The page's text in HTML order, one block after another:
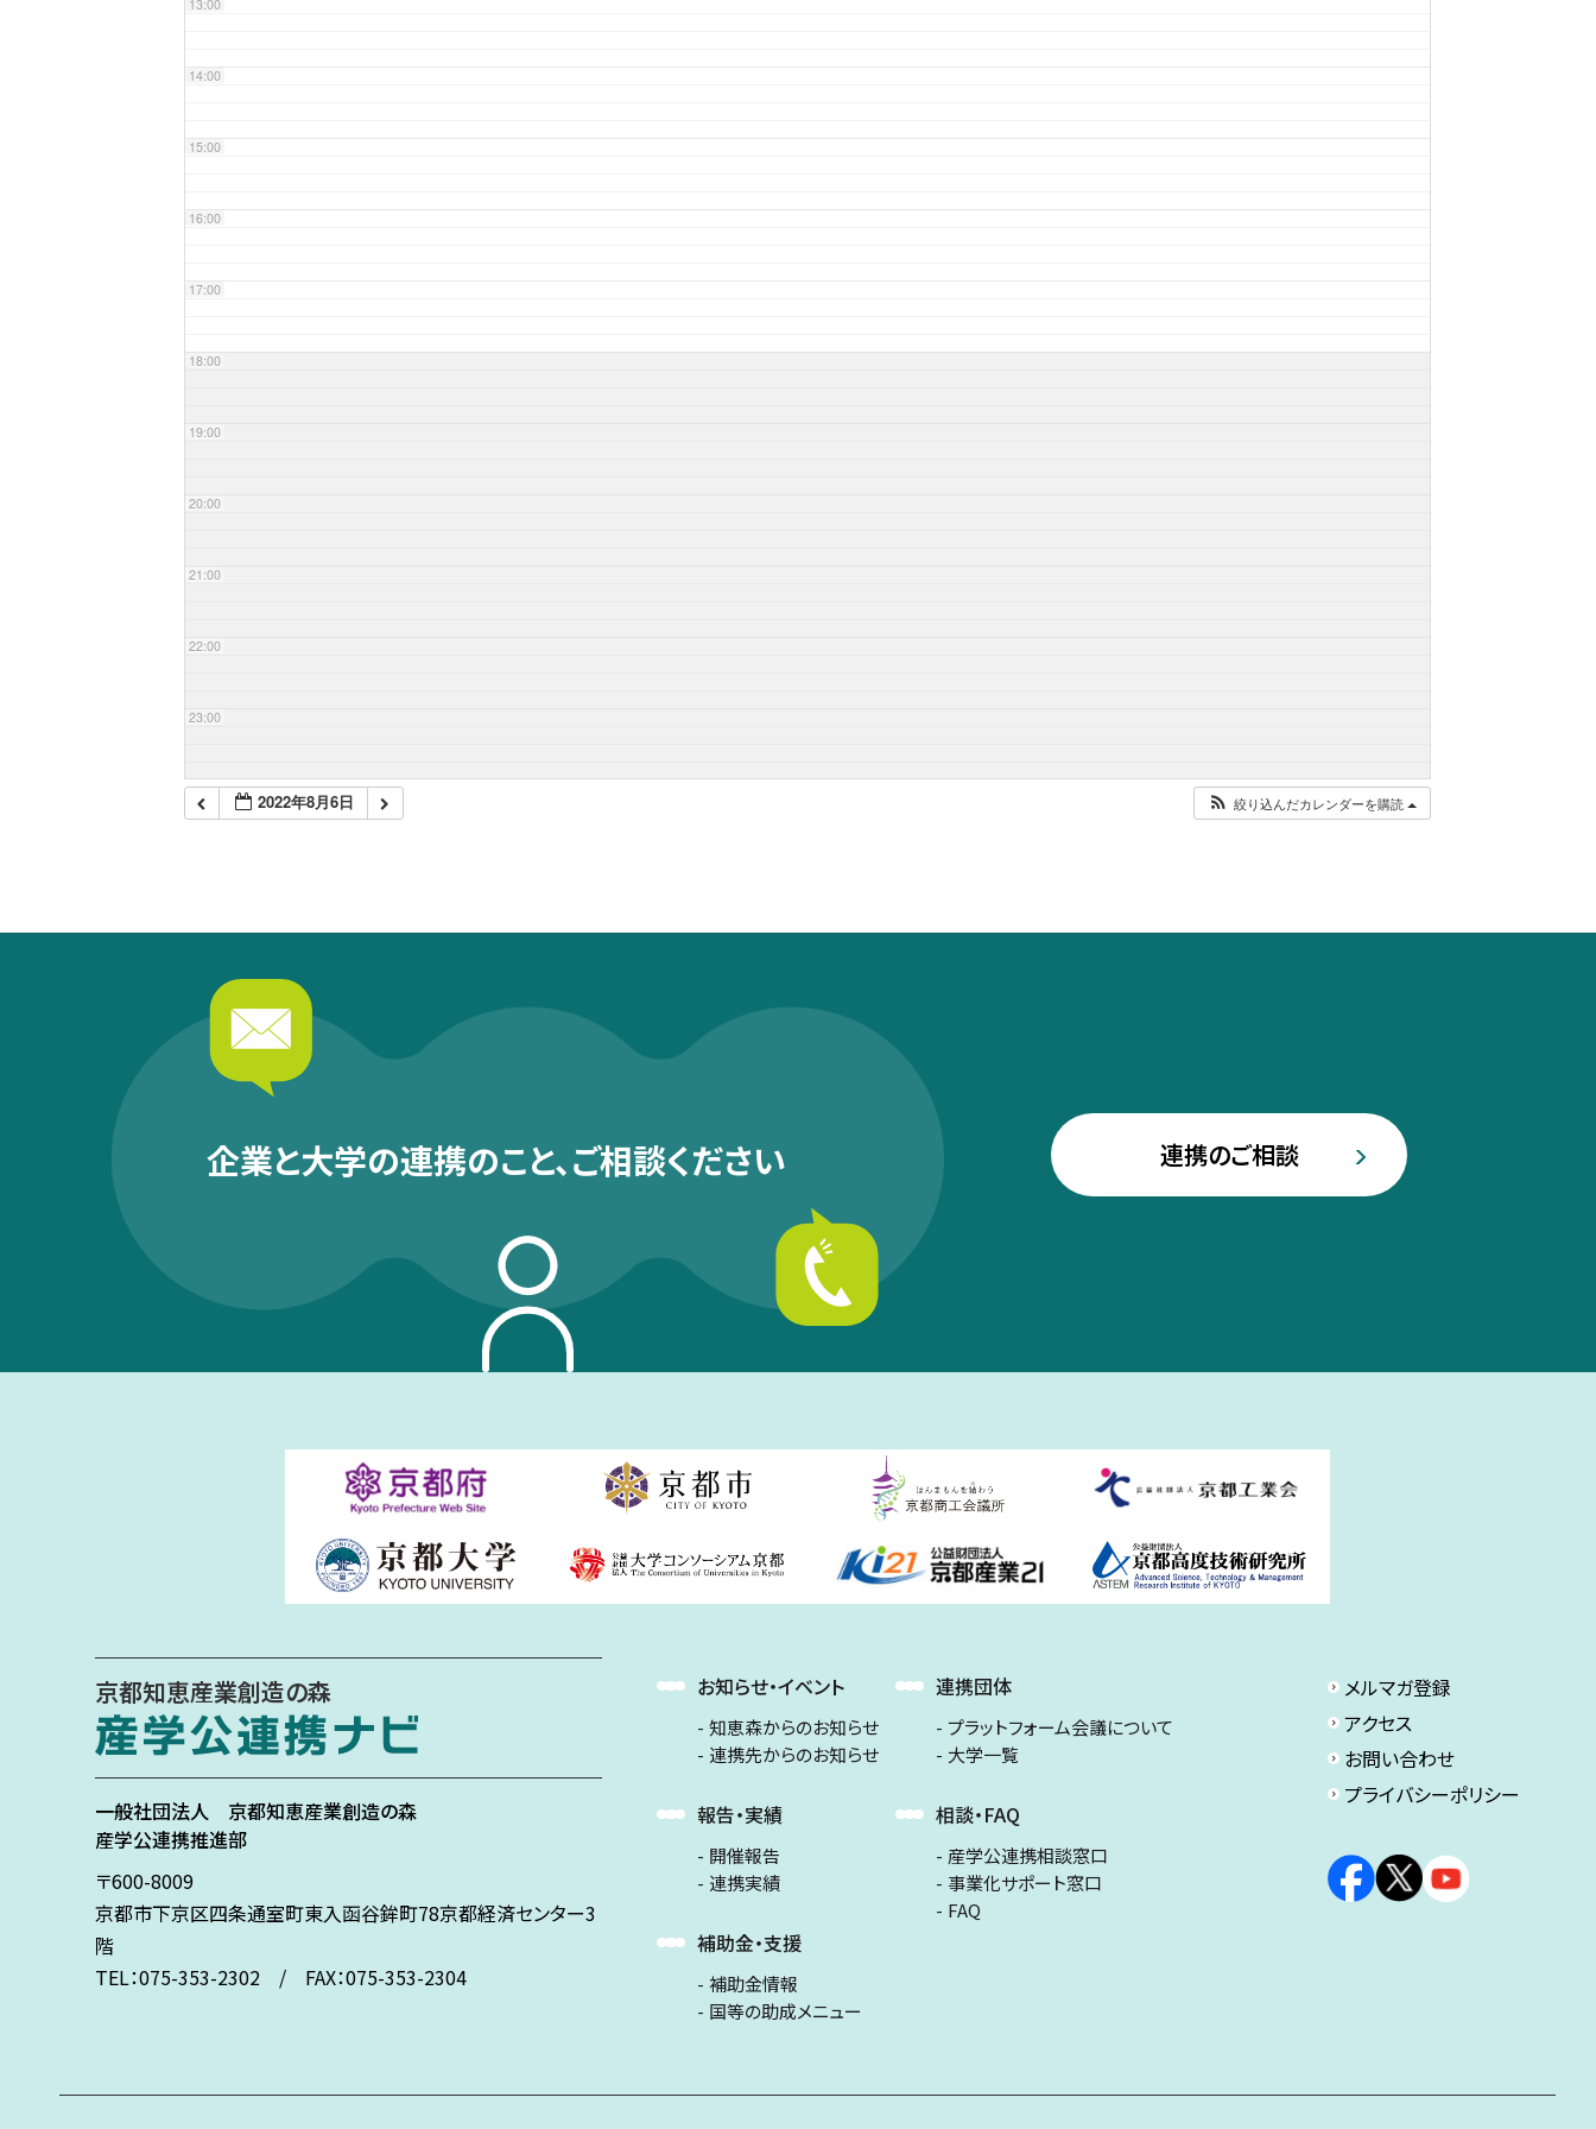
13:00
14:00
15:00
16:00
17:00
18:00
19:00
20:00
21:00
22:00
23:00
2022年8月6日 絞り込んだカレンダーを購読
企業と大学の連携のこと、ご相談ください 連携のご相談
京都知恵産業創造の森
一般社団法人 京都知恵産業創造の森
産学公連携推進部
〒600-8009
京都市下京区四条通室町東入函谷鉾町78京都経済センター3
階
TEL：075-353-2302 / FAX：075-353-2304
お知らせ・イベント
知恵森からのお知らせ
連携先からのお知らせ
報告・実績
開催報告
連携実績
補助金・支援
補助金情報
国等の助成メニュー
連携団体
プラットフォーム会議について
大学一覧
相談・FAQ
産学公連携相談窓口
事業化サポート窓口
FAQ
メルマガ登録
アクセス
お問い合わせ
プライバシーポリシー